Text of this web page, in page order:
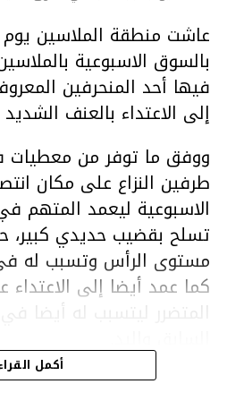
عاشت منطقة الملاسين
بالسوق الاسبوعية
فيها أحد المنحرفين
إلى الاعتداء بالعنف
ووفق ما توفر من معطيات
طرفين النزاع على مكان
الاسبوعية ليعمد المتهم
تسلح بقضيب حديدي
مستوى الرأس وتسبب له
كما عمد أيضا إلى
المتضرر ليتسبب له أيضا
هذا وقد تمكن أعوان مركز
هلال في توقيت قياسي من
أكمل